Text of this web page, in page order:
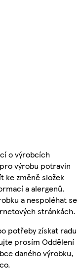
o výrobcích
výrobu potravin
ke změně složek
a alergenů.
a nespoléhat se
stránkách.
potřeby získat radu
prosím Oddělení
daného výrobku,